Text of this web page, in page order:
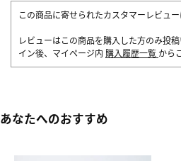
この商品に寄せられたカスタマーレビュー
レビューはこの商品を購入した方のみ投
イン後、マイページ内 購入履歴一覧 から
あなたへのおすすめ